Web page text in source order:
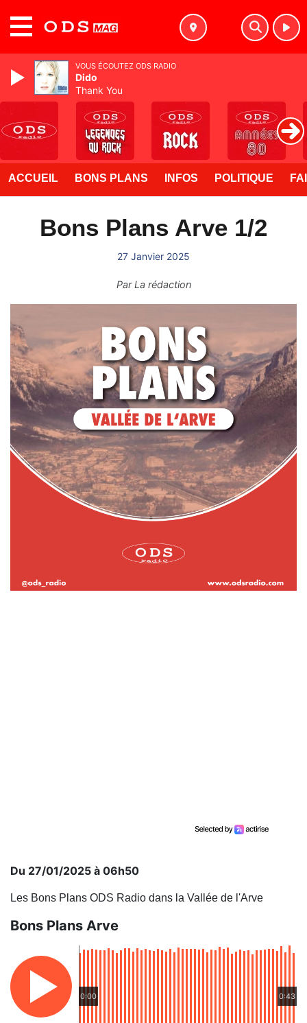
ACCUEIL BONS PLANS INFOS POLITIQUE
Bons Plans Arve 1/2
27 Janvier 2025
ParLa rédaction
Du 27/01/2025 à 06h50
Les Bons Plans ODS Radio dans la Vallée de l'Arve
Bons Plans Arve
0:00 0:43
VOUS ÉCOUTEZ ODS RADIO
Dido
Thank You